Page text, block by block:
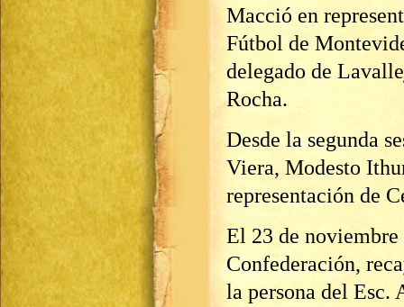
Macció en
Fútbol de
delegado de
Rocha.
Desde la segunda
Viera, Modesto
representación de
El 23 de
Confederación,
la persona del Esc.